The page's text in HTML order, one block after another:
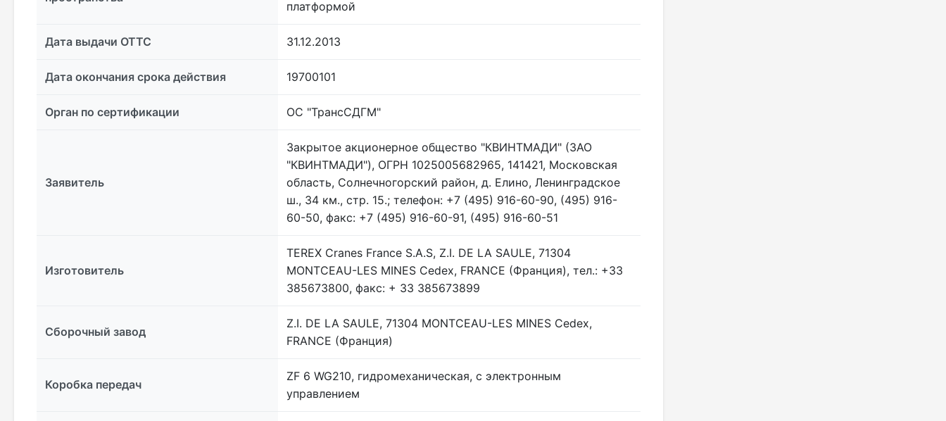
платформой
Дата выдачи ОТТС 31.12.2013
Дата окончания срока действия 19700101
Орган по сертификации ОС "ТрансСДГМ"
Заявитель
Закрытое акционерное общество "КВИНТМАДИ" (ЗАО
"КВИНТМАДИ"), ОГРН 1025005682965, 141421, Московская
область, Солнечногорский район, д. Елино, Ленинградское
ш., 34 км., стр. 15.; телефон: +7 (495) 916-60-90, (495) 916-
60-50, факс: +7 (495) 916-60-91, (495) 916-60-51
Изготовитель
TEREX Cranes France S.A.S, Z.I. DE LA SAULE, 71304
MONTCEAU-LES MINES Cedex, FRANCE (Франция), тел.: +33
385673800, факс: + 33 385673899
Сборочный завод
Z.I. DE LA SAULE, 71304 MONTCEAU-LES MINES Cedex,
FRANCE (Франция)
Коробка передач
ZF 6 WG210, гидромеханическая, с электронным
управлением